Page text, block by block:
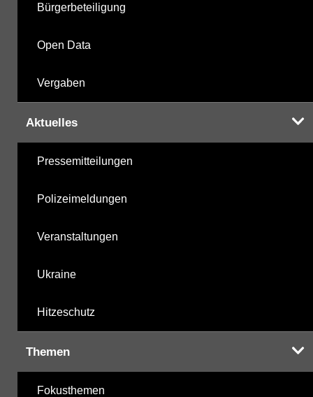
Bürgerbeteiligung
Open Data
Vergaben
Aktuelles
Pressemitteilungen
Polizeimeldungen
Veranstaltungen
Ukraine
Hitzeschutz
Themen
Fokusthemen